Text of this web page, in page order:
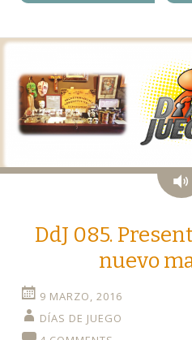
DdJ 085.
nuevo
9 MARZO, 2016
DÍAS DE JUEGO